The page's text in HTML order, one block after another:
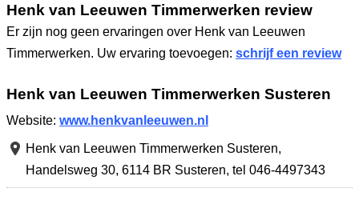
Henk van Leeuwen Timmerwerken review
Er zijn nog geen ervaringen over Henk van Leeuwen
Timmerwerken. Uw ervaring toevoegen: schrijf een review
Henk van Leeuwen Timmerwerken Susteren
Website: www.henkvanleeuwen.nl
Henk van Leeuwen Timmerwerken Susteren,
Handelsweg 30, 6114 BR Susteren, tel 046-4497343